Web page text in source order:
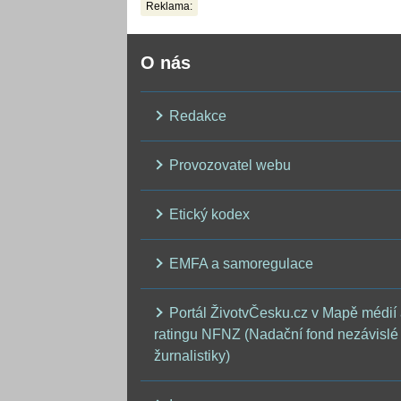
Reklama:
O nás
Redakce
Provozovatel webu
Etický kodex
EMFA a samoregulace
Portál ŽivotvČesku.cz v Mapě médií
ratingu NFNZ (Nadační fond nezávislé
žurnalistiky)